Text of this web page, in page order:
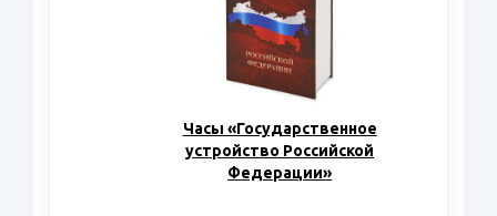
Часы «Государственное
устройство Российской
Федерации»